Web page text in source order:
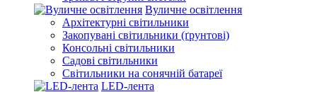
Вуличне освітлення
Архітектурні світильники
Закопувані світильники (ґрунтові)
Консольні світильники
Садові світильники
Світильники на сонячній батареї
LED-лента